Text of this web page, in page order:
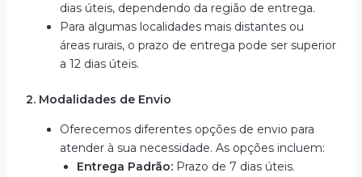
dias úteis, dependendo da região de entrega.
Para algumas localidades mais distantes ou
áreas rurais, o prazo de entrega pode ser superior
a 12 dias úteis.
2. Modalidades de Envio
Oferecemos diferentes opções de envio para
atender à sua necessidade. As opções incluem:
Entrega Padrão:Prazo de 7 dias úteis.